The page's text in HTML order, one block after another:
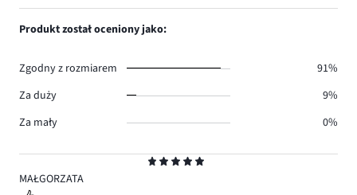
5
MAŁGORZATA
1,
Produkt został oceniony jako:
Zgodny z rozmiarem
91%
Za duży
9%
Za mały
0%